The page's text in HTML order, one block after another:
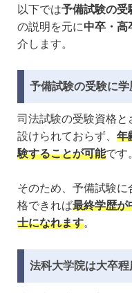
以下では予備試験の受
の説明を元に中卒・高
介します。
予備試験の受験に
司法試験の受験資格
設けられておらず、 年
験することが可能です
そのため、予備試験
格できれば最終学歴が
士になれます。
法科大学院は大卒